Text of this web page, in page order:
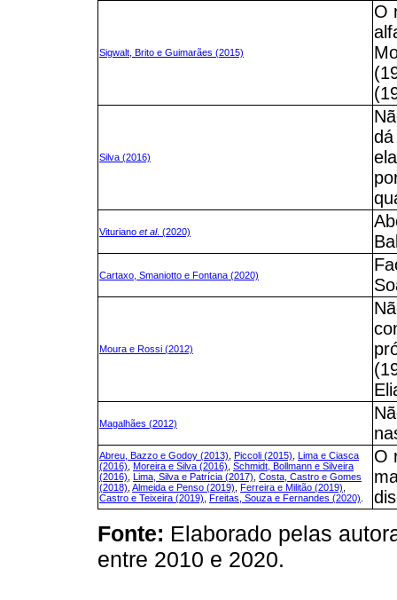
Sigwalt, Brito e Guimarães (2015)
O
Silva (2016)
Vituriano et al. (2020)
Cartaxo, Smaniotto e Fontana (2020)
Moura e Rossi (2012)
Magalhães (2012)
Abreu, Bazzo e Godoy (2013) Piccoli (2015) Lima e Ciasca
(2016) Moreira e Silva (2016) Schmidt, Bollmann e Silveira
(2016) Lima, Silva e Patrícia (2017) Costa, Castro e Gomes
(2018) Almeida e Penso (2019) Ferreira e Militão (2019)
Castro e Teixeira (2019) Freitas, Souza e Fernandes (2020)
O
Fonte: Elaborado pelas
entre 2010 e 2020.